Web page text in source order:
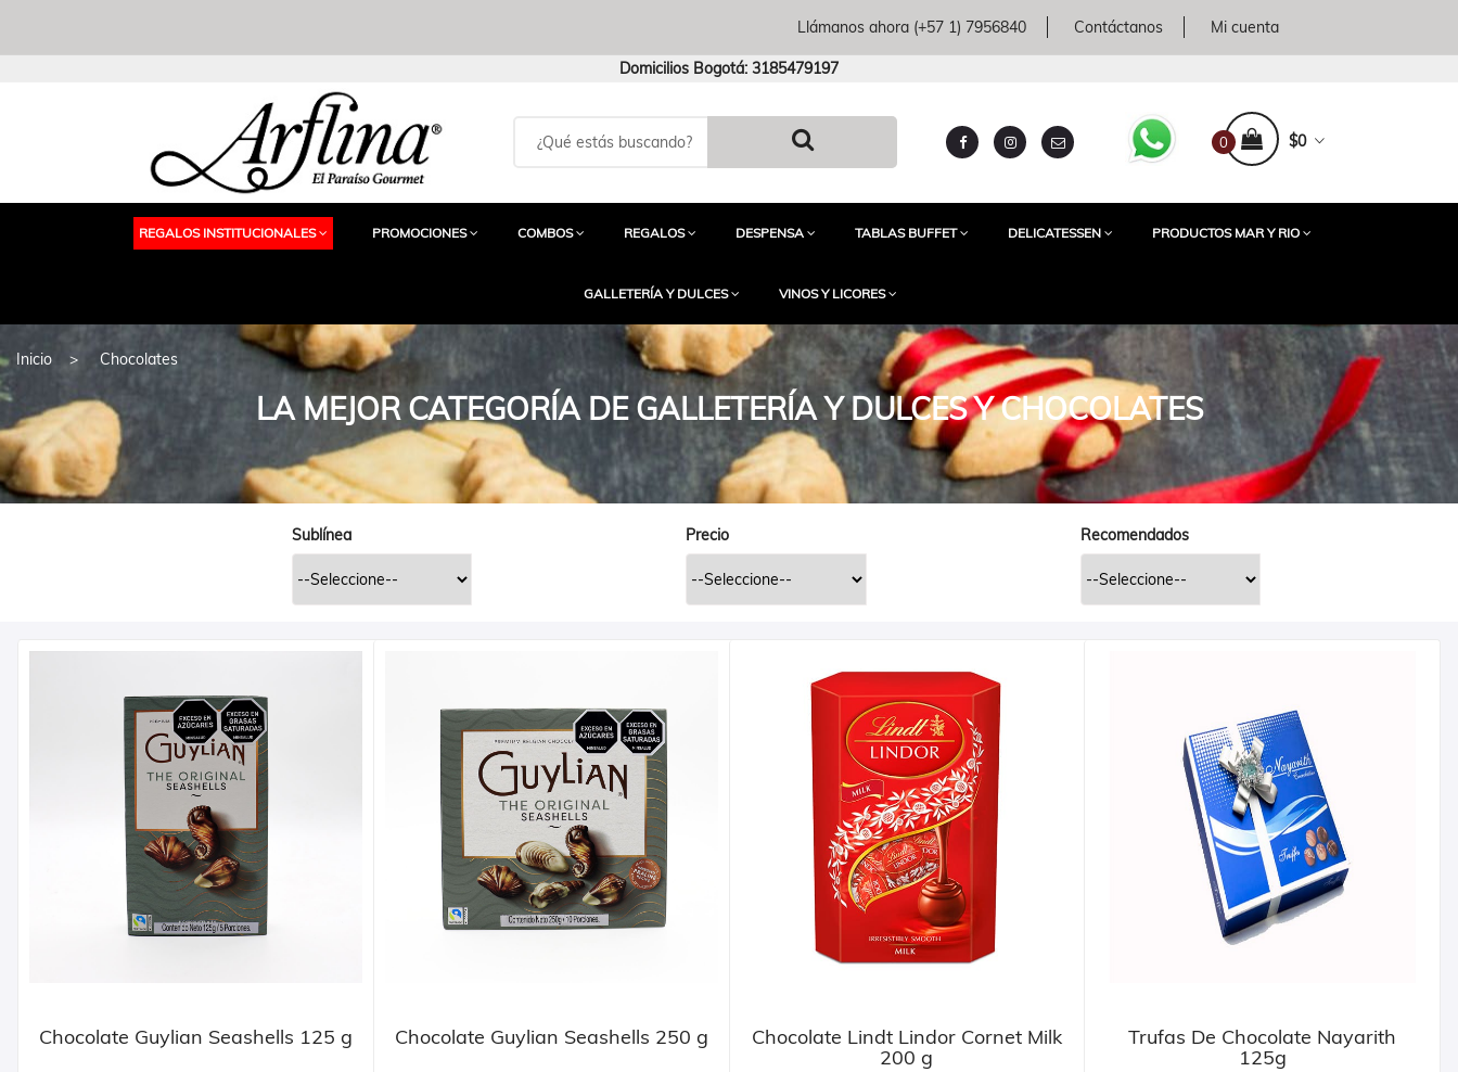
Llámanos ahora (+57 1) 7956840 Contáctanos Mi cuenta
Domicilios Bogotá: 3185479197
$0
0
REGALOS INSTITUCIONALES PROMOCIONES COMBOS REGALOS DESPENSA TABLAS BUFFET DELICATESSEN PRODUCTOS MAR Y RIO
GALLETERÍA Y DULCES VINOS Y LICORES
Inicio Chocolates
LA MEJOR CATEGORÍA DE GALLETERÍA Y DULCES Y CHOCOLATES
Sublínea Precio Recomendados
Chocolate Guylian Seashells 125 g Chocolate Guylian Seashells 250 g
Chocolate Lindt Lindor Cornet Milk
200 g
Trufas De Chocolate Nayarith
125g